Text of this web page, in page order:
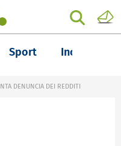
Sport Inchieste
DENUNCIA DEI REDDITI